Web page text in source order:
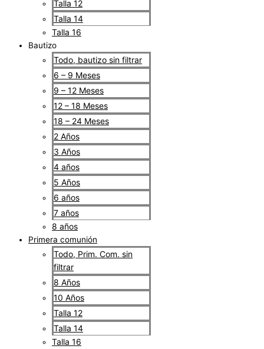
Talla 12
Talla 14
Talla 16
Bautizo
Todo, bautizo sin filtrar
6 – 9 Meses
9 – 12 Meses
12 – 18 Meses
18 – 24 Meses
2 Años
3 Años
4 años
5 Años
6 años
7 años
8 años
Primera comunión
Todo, Prim. Com. sin
filtrar
8 Años
10 Años
Talla 12
Talla 14
Talla 16